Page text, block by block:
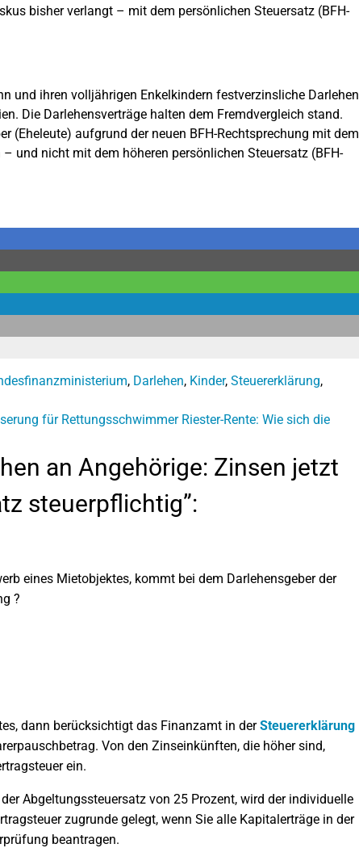
bisher verlangt – mit dem persönlichen Steuersatz (BFH-
und ihren volljährigen Enkelkindern festverzinsliche Darlehen
Die Darlehensverträge halten dem Fremdvergleich stand.
(Eheleute) aufgrund der neuen BFH-Rechtsprechung mit dem
und nicht mit dem höheren persönlichen Steuersatz (BFH-
, Darlehen, Kinder, Steuererklärung,
für Rettungsschwimmer Riester-Rente: Wie sich die
an Angehörige: Zinsen jetzt
steuerpflichtig”:
eines Mietobjektes, kommt bei dem Darlehensgeber der
?
dann berück­sichtigt das Finanz­amt in derSteuererklärung
Von den Zinseinkünften, die höher sind,
ein.
Abgeltungssteuersatz von 25 Prozent, wird der individuelle
zugrunde gelegt, wenn Sie alle Kapital­erträge in der
beantragen.